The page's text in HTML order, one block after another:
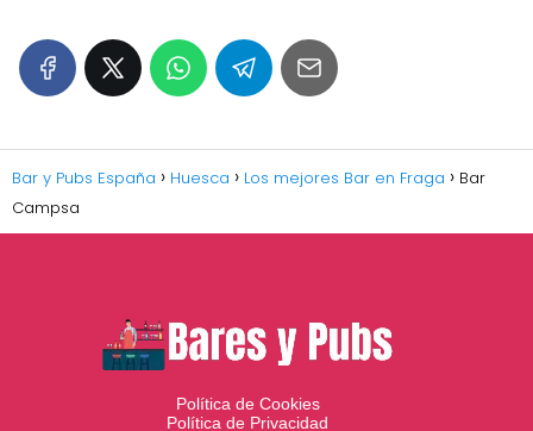
Bar y Pubs España Huesca Los mejores Bar en Fraga
Bar
Campsa
Política de Cookies
Política de Privacidad